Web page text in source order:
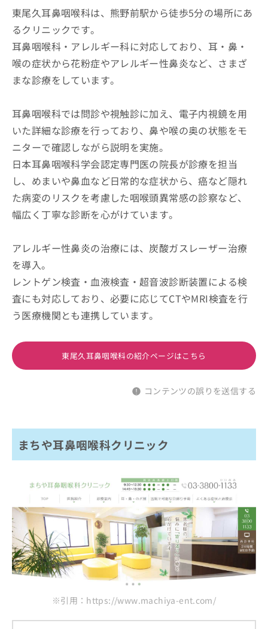
東尾久耳鼻咽喉科は、熊野前駅から徒歩5分の場所にあ
るクリニックです。
耳鼻咽喉科・アレルギー科に対応しており、耳・鼻・
喉の症状から花粉症やアレルギー性鼻炎など、さまざ
まな診療をしています。
耳鼻咽喉科では問診や視触診に加え、電子内視鏡を用
いた詳細な診療を行っており、鼻や喉の奥の状態をモ
ニターで確認しながら説明を実施。
日本耳鼻咽喉科学会認定専門医の院長が診療を担当
し、めまいや鼻血など日常的な症状から、癌など隠れ
た病変のリスクを考慮した咽喉頭異常感の診察など、
幅広く丁寧な診断を心がけています。
アレルギー性鼻炎の治療には、炭酸ガスレーザー治療
を導入。
レントゲン検査・血液検査・超音波診断装置による検
査にも対応しており、必要に応じてCTやMRI検査を行
う医療機関とも連携しています。
東尾久耳鼻咽喉科の紹介ページはこちら
コンテンツの誤りを送信する
まちや耳鼻咽喉科クリニック
※引用：https://www.machiya-ent.com/